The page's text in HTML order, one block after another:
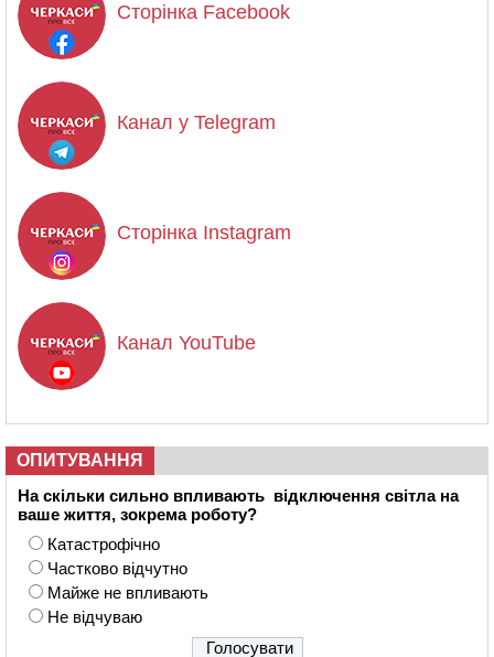
Сторінка Facebook
Канал у Telegram
Сторінка Instagram
Канал YouTube
ОПИТУВАННЯ
На скільки сильно впливають відключення світла на
ваше життя, зокрема роботу?
Катастрофічно
Частково відчутно
Майже не впливають
Не відчуваю